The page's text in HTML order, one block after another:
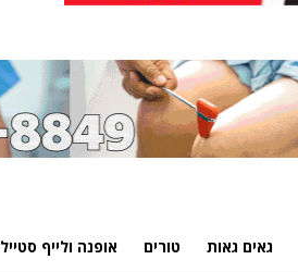
גאים גאות טורים אופנה ולייף סטייל